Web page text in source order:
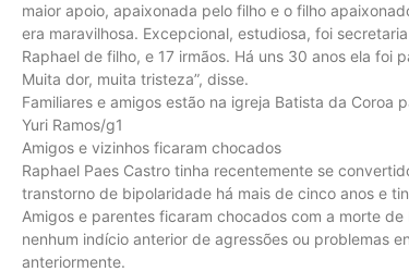
maior apoio, apaixonada pelo filho e o filho
era maravilhosa. Excepcional, estudiosa, foi
Raphael de filho, e 17 irmãos. Há uns 30 anos ela foi
Muita dor, muita tristeza”, disse.
Familiares e amigos estão na igreja Batista da Coroa
Yuri Ramos/g1
Amigos e vizinhos ficaram chocados
Raphael Paes Castro tinha recentemente se
transtorno de bipolaridade há mais de cinco anos e
Amigos e parentes ficaram chocados com a morte
nenhum indício anterior de agressões ou problemas
anteriormente.